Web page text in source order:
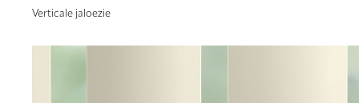
Verticale jaloezie